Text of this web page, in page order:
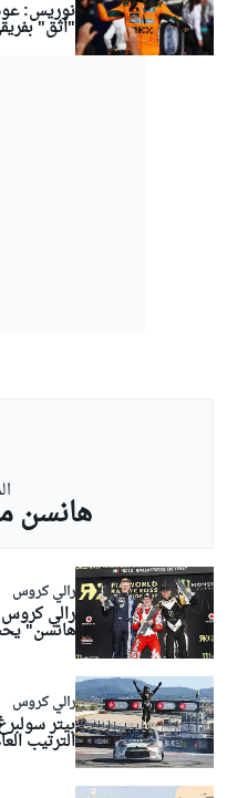
نوريس:
"أثق"
هانسن
رالي كروس
رالي كروس:
هانسن"
رالي كروس
بيتر
الترتيب